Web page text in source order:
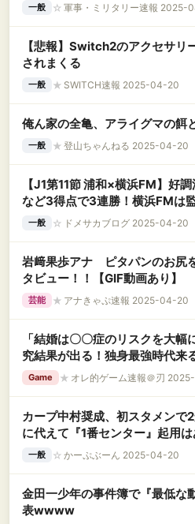
一般 ☆ 軍事・ミリタリー速報 2025-
【悲報】Switch2のアクセサリ
されまくる
一般 ★ SWITCH速報 2025-04-20
俺ん家の全亀、アライグマの餌
一般 ★ 登山ちゃんねる 2025-04-20
【J1第11節 浦和×横浜FM】好
など3得点で3連勝！横浜FMは
一般 ☆ ドメサカブログ 2025-04-20
岩﨑果歩アナ ピタパンのお尻
タビュー！！【GIF動画あり】
芸能 ★ アナきゃぷ速報 2025-04-20
「結婚は〇〇症のリスクを大
究結果が出る！独身最強時代来
Game ★ オレ的ゲーム速報＠刃
カープ中村奨成、初スタメン
に代えて『1番センター』起用は
一般 ☆ かーぷぶーん 2025-04-20
金田一少年の事件簿で『最低な
表wwww